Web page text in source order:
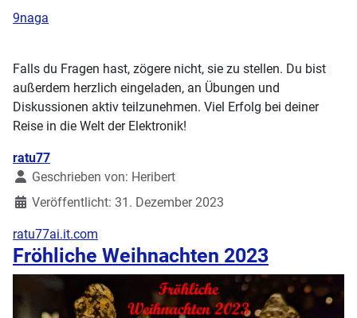
9naga
Falls du Fragen hast, zögere nicht, sie zu stellen. Du bist
außerdem herzlich eingeladen, an Übungen und
Diskussionen aktiv teilzunehmen. Viel Erfolg bei deiner
Reise in die Welt der Elektronik!
Details
ratu77
Geschrieben von: Heribert
Veröffentlicht: 31. Dezember 2023
ratu77ai.it.com
Fröhliche Weihnachten 2023